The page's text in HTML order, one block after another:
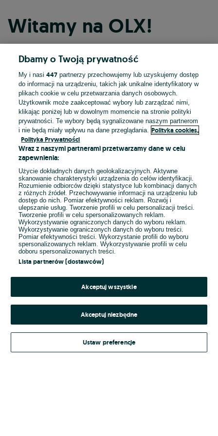
Witamy na OLX!
Kontynuuj przez Facebooka
Kontynuuj przez konto Apple
Kontynuuj przez konto Google
LUB
E-mail
Hasło
Kontynuując za pośrednictwem jednego z dostawców wskazanych powyżej,
Regulamin serwisu OLX.pl w jego aktualnym brzmieniu.
Dbamy o Twoją prywatność
My i nasi447 partnerzy przechowujemy lub uzyskujemy dostęp
do informacji na urządzeniu, takich jak unikalne identyfikatory w
plikach cookie w celu przetwarzania danych osobowych.
Użytkownik może zaakceptować wybory lub zarządzać nimi,
klikając poniżej lub w dowolnym momencie na stronie polityki
prywatności. Te wybory będą sygnalizowane naszym partnerom
i nie będą miały wpływu na dane przeglądania.
Polityka cookies,
Polityka Prywatności
Wraz z naszymi partnerami przetwarzamy dane w celu
zapewnienia:
Użycie dokładnych danych geolokalizacyjnych. Aktywne
skanowanie charakterystyki urządzenia do celów identyfikacji.
Rozumienie odbiorców dzięki statystyce lub kombinacji danych
z różnych źródeł. Przechowywanie informacji na urządzeniu lub
dostęp do nich. Pomiar efektywności reklam. Rozwój i
ulepszanie usług. Tworzenie profili w celu personalizacji treści.
Tworzenie profili w celu spersonalizowanych reklam.
Wykorzystywanie ograniczonych danych do wyboru reklam.
Wykorzystywanie ograniczonych danych do wyboru treści.
Pomiar efektywności treści. Wykorzystanie profili do wyboru
spersonalizowanych reklam. Wykorzystywanie profili w celu
doboru spersonalizowanych treści.
Lista partnerów (dostawców)
Akceptuj wszystkie
Akceptuj niezbędne
Ustaw preferencje